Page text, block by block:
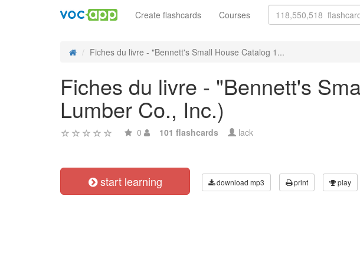
Create flashcards Courses
Fiches du livre - "Bennett's Small House Catalog 1...
Fiches du livre - "Bennett's
Lumber Co., Inc.)
0 101 flashcards lack
start learning download mp3 print play